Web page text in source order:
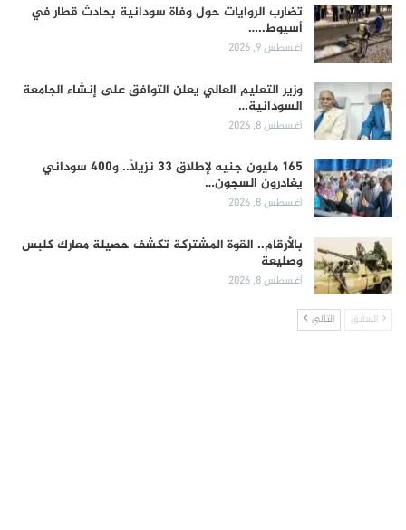
تضارب الروايات حول وفاة سودانية بحادث قطار في
أسيوط..…
أغسطس 9, 2026
وزير التعليم العالي يعلن التوافق على إنشاء الجامعة
السودانية…
أغسطس 8, 2026
165 مليون جنيه لإطلاق 33 نزيلاً.. و400 سوداني
يغادرون السجون…
أغسطس 8, 2026
بالأرقام.. القوة المشتركة تكشف حصيلة معارك كلبس
وصليعة
أغسطس 8, 2026
السابق التالي